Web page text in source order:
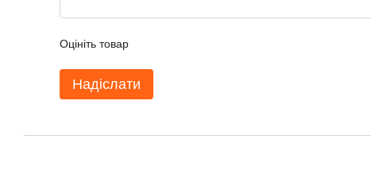
Оцініть товар
Надіслати